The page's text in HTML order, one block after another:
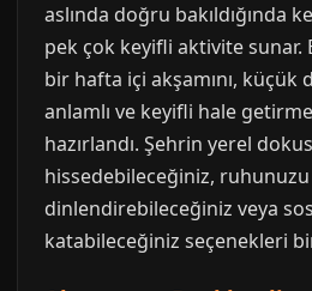
aslında doğru bakıldığında
pek çok keyifli aktivite sunar.
bir hafta içi akşamını, küçük
anlamlı ve keyifli hale
hazırlandı. Şehrin yerel
hissedebileceğiniz, ruhunuzu
dinlendirebileceğiniz veya
katabileceğiniz seçenekleri